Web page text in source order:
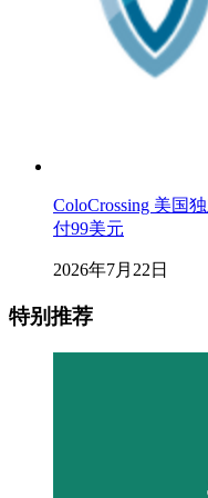
ColoCrossing 美国
付99美元
2026年7月22日
特别推荐